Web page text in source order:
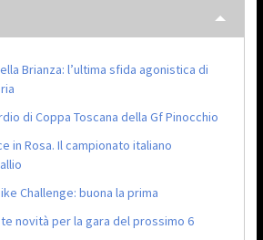
Brianza: l’ultima sfida agonistica di
di Coppa Toscana della Gf Pinocchio
in Rosa. Il campionato italiano
Challenge: buona la prima
novità per la gara del prossimo 6